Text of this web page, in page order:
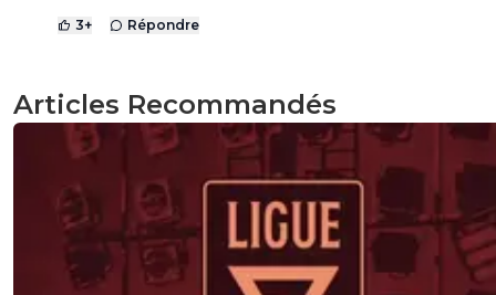
3+ Répondre
Articles Recommandés